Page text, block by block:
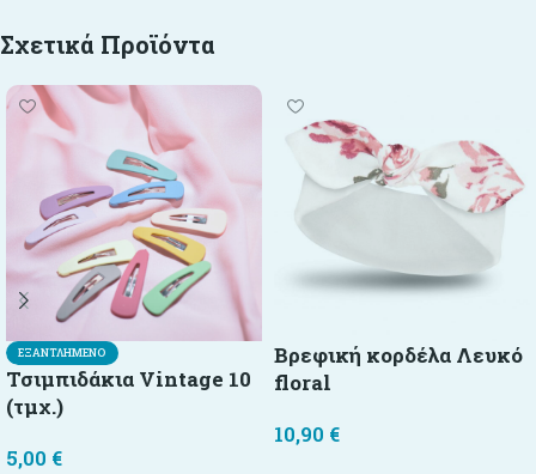
Σχετικά Προϊόντα
ΕΞΑΝΤΛΗΜΈΝΟ
Τσιμπιδάκια Vintage 10
(τμχ.)
5,00 €
Βρεφική κορδέλα Λευκό
floral
10,90 €